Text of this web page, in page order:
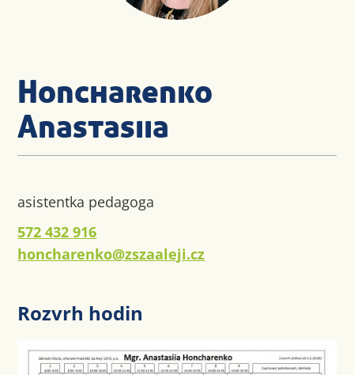
Honcharenko
Anastasiia
asistentka pedagoga
572 432 916
honcharenko@zszaaleji.cz
Rozvrh hodin